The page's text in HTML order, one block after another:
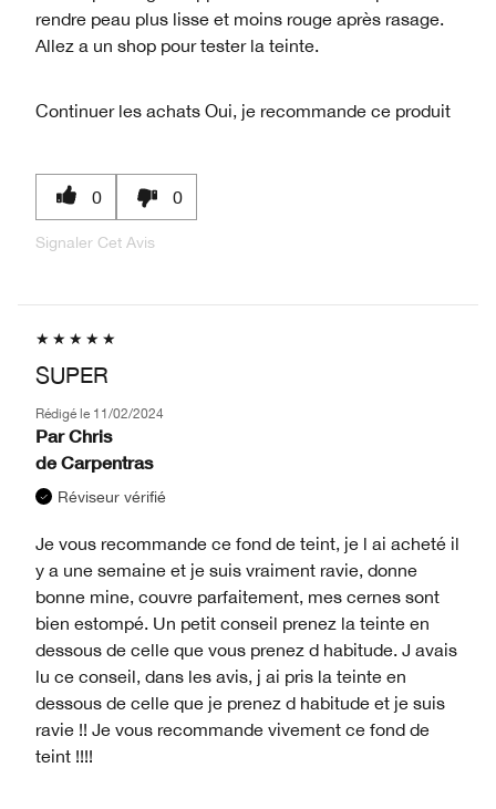
rendre peau plus lisse et moins rouge après rasage.
Allez a un shop pour tester la teinte.
Continuer les achats Oui, je recommande ce produit
0 0
Signaler Cet Avis
SUPER
Rédigé le 11/02/2024
Par Chris
de Carpentras
Réviseur vérifié
Je vous recommande ce fond de teint, je l ai acheté il
y a une semaine et je suis vraiment ravie, donne
bonne mine, couvre parfaitement, mes cernes sont
bien estompé. Un petit conseil prenez la teinte en
dessous de celle que vous prenez d habitude. J avais
lu ce conseil, dans les avis, j ai pris la teinte en
dessous de celle que je prenez d habitude et je suis
ravie !! Je vous recommande vivement ce fond de
teint !!!!